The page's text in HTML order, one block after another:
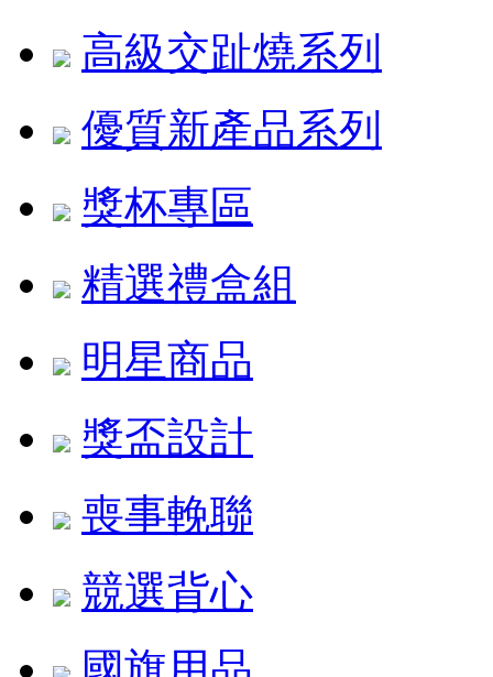
高級交趾燒系列
優質新產品系列
獎杯專區
精選禮盒組
明星商品
獎盃設計
喪事輓聯
競選背心